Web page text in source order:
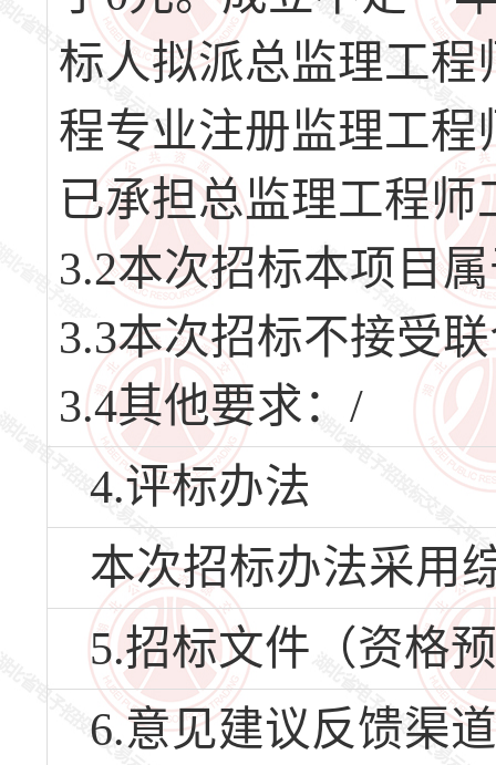
标人拟派总监理工
程专业注册监理工
已承担总监理工程
3.2本次招标本项目
3.3本次招标不接受
3.4其他要求：/
4.评标办法
本次招标办法采用
5.招标文件（资格
6.意见建议反馈渠道